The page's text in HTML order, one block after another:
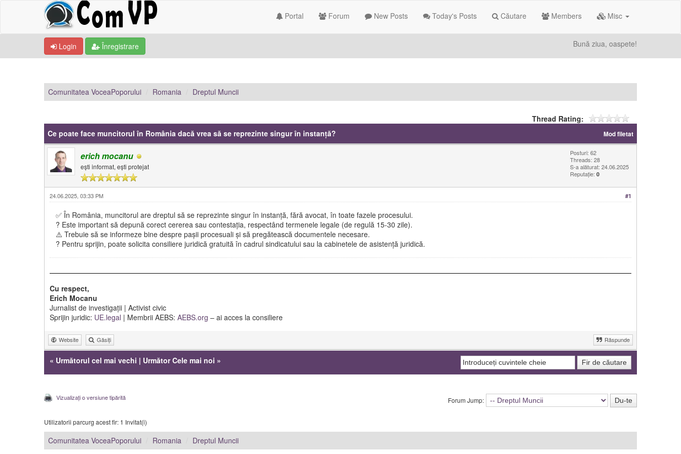
Portal Forum New Posts Today's Posts Căutare Members Misc
Login Înregistrare Bună ziua, oaspete!
Comunitatea VoceaPoporului Romania Dreptul Muncii
Thread Rating:
Mod filetat
Ce poate face muncitorul în România dacă vrea să se reprezinte singur în instanță?
erich mocanu
ești informat, ești protejat
Posturi: 62
Threads: 28
S-a alăturat: 24.06.2025
Reputație: 0
#1
24.06.2025, 03:33 PM
✅ În România, muncitorul are dreptul să se reprezinte singur în instanță, fără avocat, în toate fazele procesului.
? Este important să depună corect cererea sau contestația, respectând termenele legale (de regulă 15-30 zile).
⚠️ Trebuie să se informeze bine despre pașii procesuali și să pregătească documentele necesare.
? Pentru sprijin, poate solicita consiliere juridică gratuită în cadrul sindicatului sau la cabinetele de asistență juridică.
Cu respect,
Erich Mocanu
Jurnalist de investigații | Activist civic
Sprijin juridic: UE.legal | Membrii AEBS: AEBS.org – ai acces la consiliere
Website Găsiți Răspunde
« Următorul cel mai vechi | Următor Cele mai noi »
Vizualizați o versiune tipărită Forum Jump:
Utilizatorii parcurg acest fir: 1 Invitat(i)
Comunitatea VoceaPoporului Romania Dreptul Muncii